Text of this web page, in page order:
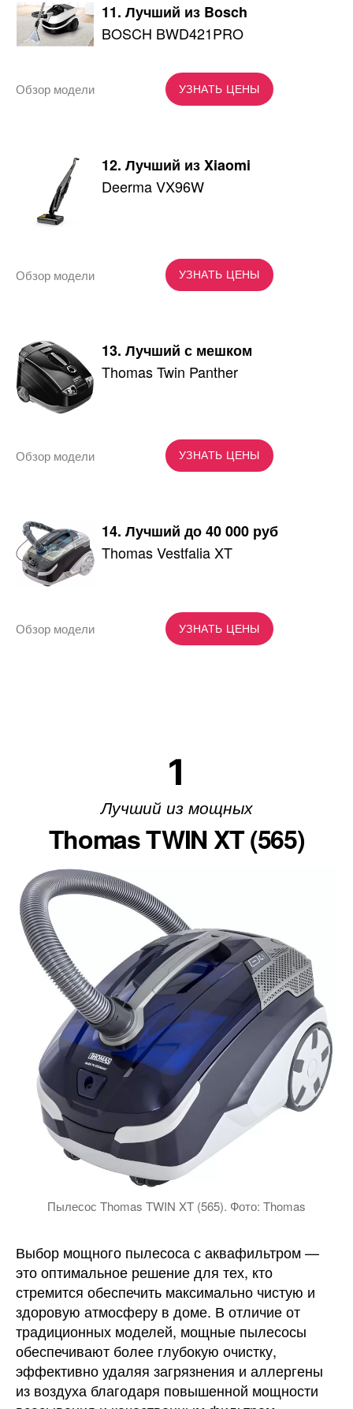
11. Лучший из Bosch
BOSCH BWD421PRO
УЗНАТЬ ЦЕНЫ
Обзор модели
12. Лучший из Xiaomi
Deerma VX96W
УЗНАТЬ ЦЕНЫ
Обзор модели
13. Лучший с мешком
Thomas Twin Panther
УЗНАТЬ ЦЕНЫ
Обзор модели
14. Лучший до 40 000 руб
Thomas Vestfalia XT
УЗНАТЬ ЦЕНЫ
Обзор модели
1
Лучший из мощных
Thomas TWIN XT (565)
Пылесос Thomas TWIN XT (565). Фото: Thomas
Выбор мощного пылесоса с аквафильтром —
это оптимальное решение для тех, кто
стремится обеспечить максимально чистую и
здоровую атмосферу в доме. В отличие от
традиционных моделей, мощные пылесосы
обеспечивают более глубокую очистку,
эффективно удаляя загрязнения и аллергены
из воздуха благодаря повышенной мощности